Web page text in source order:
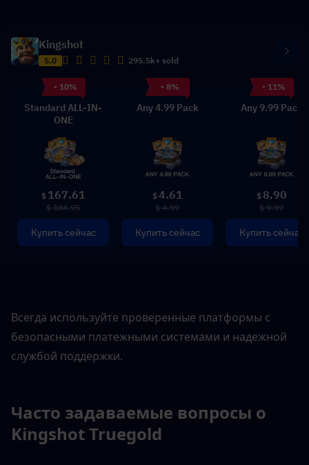
Kingshot
5.0 295.5k+ sold
- 10%
Standard ALL-IN-
ONE
$ 167.61
$ 184.95
Купить сейчас
- 8%
Any 4.99 Pack
$4.61
$ 4.99
Купить сейчас
- 11%
Any 9.99 Pack
$ 8.90
$ 9.99
Купить сейчас
Всегда используйте проверенные платформы с
безопасными платежными системами и надежной
службой поддержки.
Часто задаваемые вопросы о
Kingshot Truegold